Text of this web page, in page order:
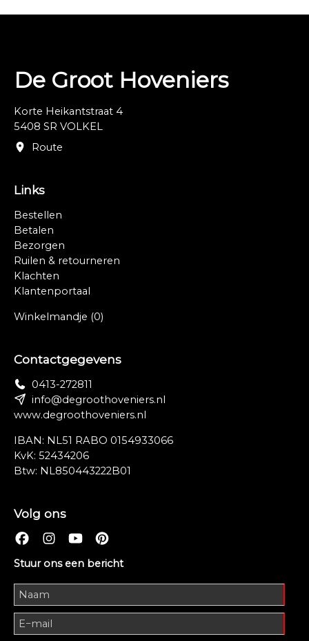
De Groot Hoveniers
Korte Heikantstraat 4
5408 SR VOLKEL
Route
Links
Bestellen
Betalen
Bezorgen
Ruilen & retourneren
Klachten
Klantenportaal
Winkelmandje (0)
Contactgegevens
0413-272811
info@degroothoveniers.nl
www.degroothoveniers.nl
IBAN: NL51 RABO 0154933066
KvK: 52434206
Btw: NL850443222B01
Volg ons
Stuur ons een bericht